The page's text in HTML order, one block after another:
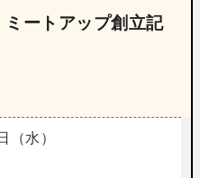
ートアップ創立記
（水）